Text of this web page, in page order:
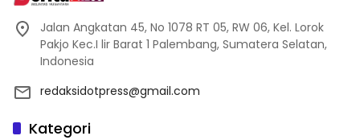
Jalan Angkatan 45, No 1078 RT 05, RW 06, Kel. Lorok
Pakjo Kec.I lir Barat 1 Palembang, Sumatera Selatan,
Indonesia
redaksidotpress@gmail.com
Kategori